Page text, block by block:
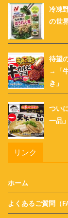
冷凍
の世
待望
→「
き」
つい
一品
リンク
ホーム
よくあるご質問（